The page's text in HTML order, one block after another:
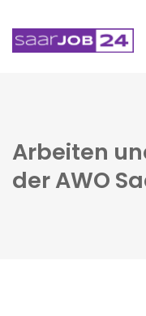
Arbeiten
der AWO